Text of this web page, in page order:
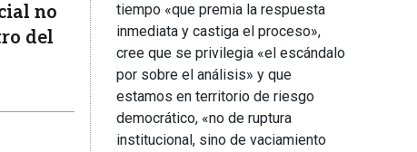
no
del
tiempo «que premia la respuesta
inmediata y castiga el proceso»,
cree que se privilegia «el escándalo
por sobre el análisis» y que
estamos en territorio de riesgo
democrático, «no de ruptura
institucional, sino de vaciamiento